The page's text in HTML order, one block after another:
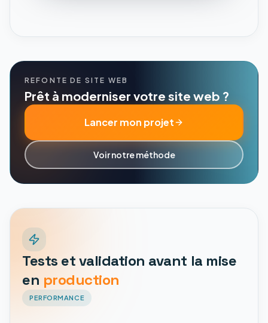
REFONTE DE SITE WEB
Prêt à moderniser votre site web ?
Lancer mon projet
Voir notre méthode
Tests et validation avant la mise
en production
PERFORMANCE